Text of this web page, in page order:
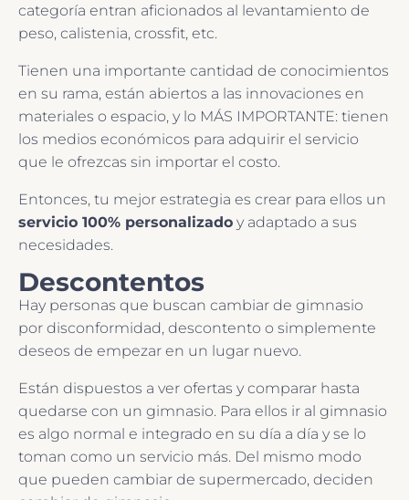
categoría entran aficionados al levantamiento de
peso, calistenia, crossfit, etc.
Tienen una importante cantidad de conocimientos
en su rama, están abiertos a las innovaciones en
materiales o espacio, y lo MÁS IMPORTANTE: tienen
los medios económicos para adquirir el servicio
que le ofrezcas sin importar el costo.
Entonces, tu mejor estrategia es crear para ellos un
servicio 100% personalizado y adaptado a sus
necesidades.
Descontentos
Hay personas que buscan cambiar de gimnasio
por disconformidad, descontento o simplemente
deseos de empezar en un lugar nuevo.
Están dispuestos a ver ofertas y comparar hasta
quedarse con un gimnasio. Para ellos ir al gimnasio
es algo normal e integrado en su día a día y se lo
toman como un servicio más. Del mismo modo
que pueden cambiar de supermercado, deciden